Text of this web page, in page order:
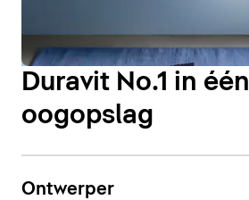
Duravit No.1 in één
oogopslag
Ontwerper